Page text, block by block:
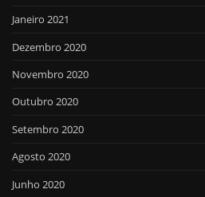
Janeiro 2021
Dezembro 2020
Novembro 2020
Outubro 2020
Setembro 2020
Agosto 2020
Junho 2020